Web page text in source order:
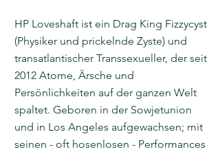
HP Loveshaft ist ein Drag King Fizzycyst
(Physiker und prickelnde Zyste) und
transatlantischer Transsexueller, der seit
2012 Atome, Ärsche und
Persönlichkeiten auf der ganzen Welt
spaltet. Geboren in der Sowjetunion
und in Los Angeles aufgewachsen; mit
seinen - oft hosenlosen - Performances